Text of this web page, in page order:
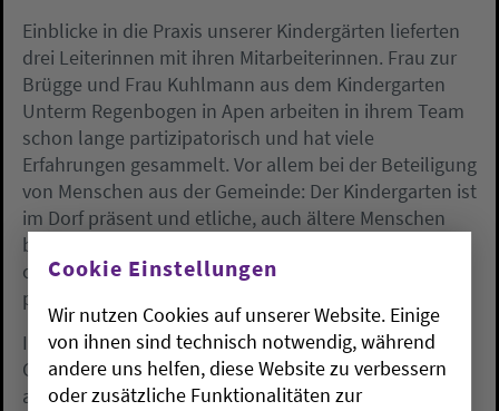
Einblicke in die Praxis unserer Kindergärten lieferten
drei Leiterinnen mit ihren Mitarbeiterinnen. Frau zur
Brügge und Frau Kuhlmann aus dem Kindergarten
Unterm Regenbogen in Apen arbeiten in ihrem Team
schon lange partizipatorisch und hat viele
Erfahrungen gesammelt. Vor allem bei der Beteiligung
von Menschen aus der Gemeinde: Der Kindergarten ist
im Dorf präsent und etliche, auch ältere Menschen
bringen sich mit ihren Fähigkeiten ein, sei es in Küche
oder Garten, mit Handwerk und Handarbeit oder der
plattdeutschen Sprache.
Im Jona-Kindergarten in Ganderkesee werden die
Grundsätze der partizipatorischen Arbeit unter
anderem in einem Kinderparlament umgesetzt. Die
Cookie Einstellungen
Wir nutzen Cookies auf unserer Website. Einige
von ihnen sind technisch notwendig, während
andere uns helfen, diese Website zu verbessern
oder zusätzliche Funktionalitäten zur